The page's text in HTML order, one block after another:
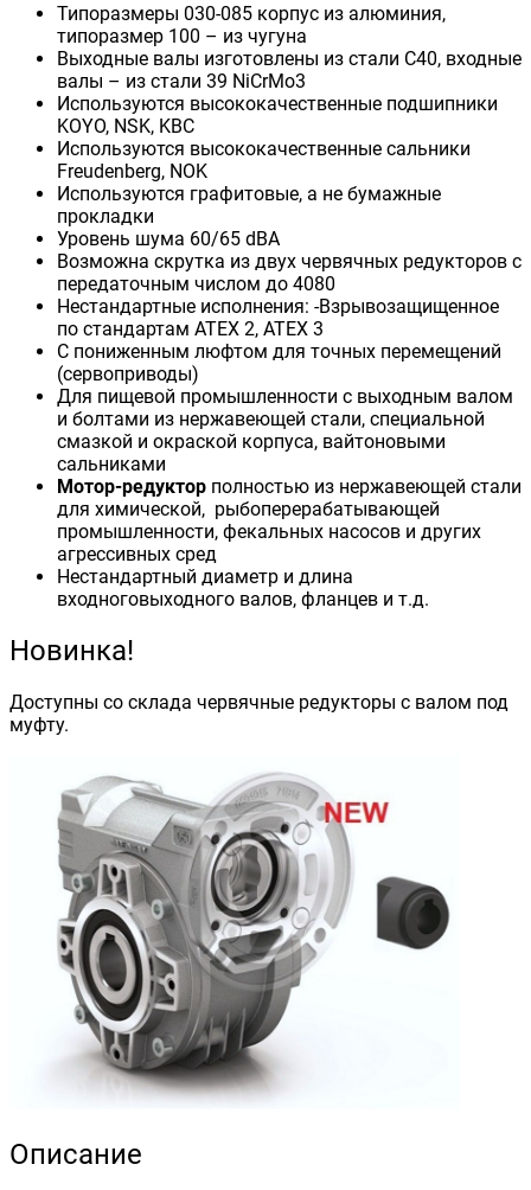
Типоразмеры 030-085 корпус из алюминия,
типоразмер 100 – из чугуна
Выходные валы изготовлены из стали С40, входные
валы – из стали 39 NiCrMo3
Используются высококачественные подшипники
KOYO, NSK, KBC
Используются высококачественные сальники
Freudenberg, NOK
Используются графитовые, а не бумажные
прокладки
Уровень шума 60/65 dBA
Возможна скрутка из двух червячных редукторов с
передаточным числом до 4080
Нестандартные исполнения: -Взрывозащищенное
по стандартам ATEX 2, ATEX 3
С пониженным люфтом для точных перемещений
(сервоприводы)
Для пищевой промышленности с выходным валом
и болтами из нержавеющей стали, специальной
смазкой и окраской корпуса, вайтоновыми
сальниками
Мотор-редуктор полностью из нержавеющей стали
для химической, рыбоперерабатывающей
промышленности, фекальных насосов и других
агрессивных сред
Нестандартный диаметр и длина
входноговыходного валов, фланцев и т.д.
Новинка!
Доступны со склада червячные редукторы с валом под
муфту.
Описание